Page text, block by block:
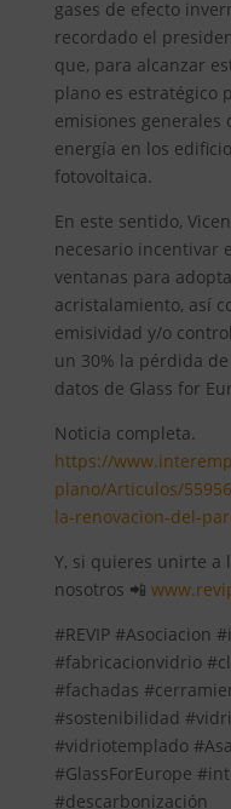
gases de efecto
recordado el
que, para alcanzar
plano es estratégico
emisiones generales
energía en los
fotovoltaica.
En este sentido,
necesario incentivar
ventanas para
acristalamiento, así
emisividad y/o
un 30% la pérdida
datos de Glass for
Noticia completa.
https://
plano/Articulos/
la-renovacion-del-
Y, si quieres unirte a
nosotros 📲
#REVIP #Asociacion
#fabricacionvidrio
#fachadas
#sostenibilidad
#vidriotemplado
#GlassForEurope
#descarbonización